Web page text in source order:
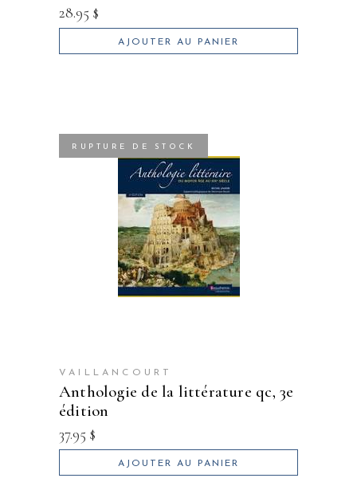
28.95 $
AJOUTER AU PANIER
RUPTURE DE STOCK
VAILLANCOURT
anthologie de la littérature qc, 3e
édition
37.95 $
AJOUTER AU PANIER